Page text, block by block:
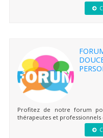
Profitez de notre forum
thérapeutes et professionnels